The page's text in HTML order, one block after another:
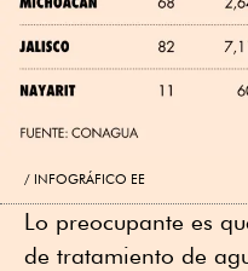
INFOGRÁFICO EE
Lo preocupante es
de tratamiento de